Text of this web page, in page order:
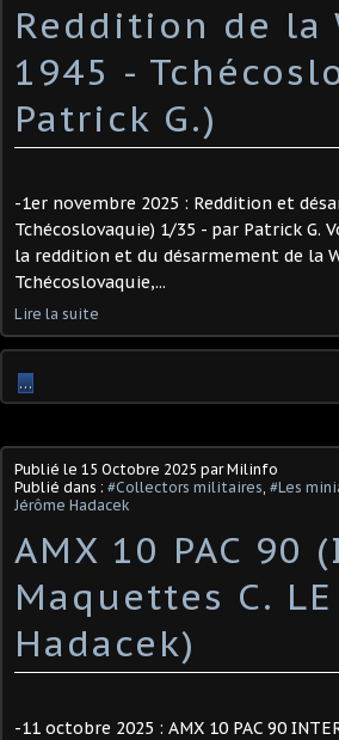
Reddition de la
1945 -
Patrick G.)
-1er novembre 2025 : Reddition et
Tchécoslovaquie) 1/35 - par Patrick
la reddition et du désarmement de la
Tchécoslovaquie,...
Lire la suite
…
Publié le 15 Octobre 2025 par Milinfo
Publié dans : #Collectors militaires, #Les
Jérôme Hadacek
AMX 10 PAC
Maquettes C.
Hadacek)
-11 octobre 2025 : AMX 10 PAC 90